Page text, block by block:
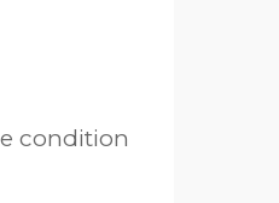
condition